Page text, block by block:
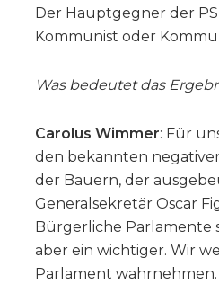
Der Hauptgegner der
Kommunist oder
Was bedeutet das
Carolus Wimmer: Für
den bekannten
der Bauern, der
Generalsekretär Oscar
Bürgerliche Parlamente
aber ein wichtiger. Wir
Parlament wahrnehmen.